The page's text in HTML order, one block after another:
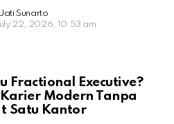
Jati Sunarto
22, 2026, 10:53 am
Fractional Executive?
Karier Modern Tanpa
Satu Kantor